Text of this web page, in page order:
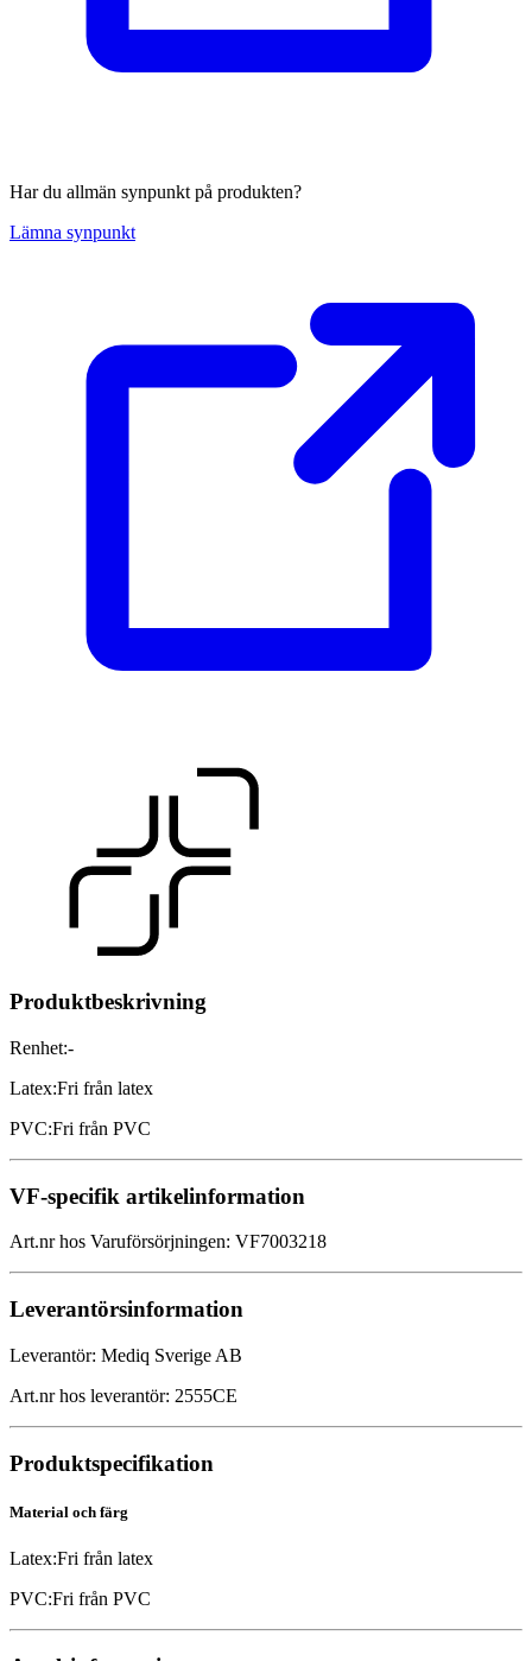
Har du allmän synpunkt på produkten?
Lämna synpunkt
Produktbeskrivning
Renhet:-
Latex:Fri från latex
PVC:Fri från PVC
VF-specifik artikelinformation
Art.nr hos Varuförsörjningen: VF7003218
Leverantörsinformation
Leverantör: Mediq Sverige AB
Art.nr hos leverantör: 2555CE
Produktspecifikation
Material och färg
Latex:Fri från latex
PVC:Fri från PVC